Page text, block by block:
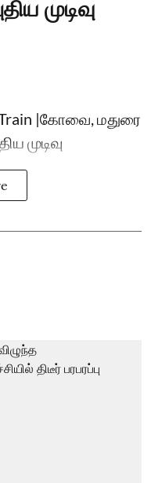
முடிவு
|கோவை, மதுரை
முடிவு